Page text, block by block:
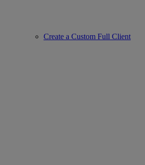
Create a Custom Full Client